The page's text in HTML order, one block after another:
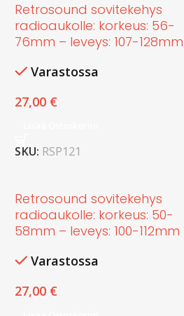
Retrosound sovitekehys
radioaukolle: korkeus: 56-
76mm – leveys: 107-128mm
Varastossa
27,00 €
SKU: RSP121
Retrosound sovitekehys
radioaukolle: korkeus: 50-
58mm – leveys: 100-112mm
Varastossa
27,00 €